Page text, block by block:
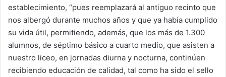
establecimiento, “pues reemplazará al antiguo recinto que
nos albergó durante muchos años y que ya había cumplido
su vida útil, permitiendo, además, que los más de 1.300
alumnos, de séptimo básico a cuarto medio, que asisten a
nuestro liceo, en jornadas diurna y nocturna, continúen
recibiendo educación de calidad, tal como ha sido el sello